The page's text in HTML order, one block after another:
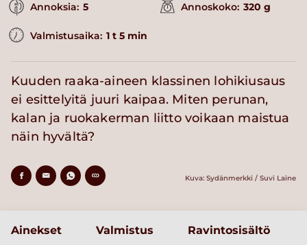
Annoksia: 5 Annoskoko: 320 g
Valmistusaika: 1 t 5 min
Kuuden raaka-aineen klassinen lohikiusaus
ei esittelyitä juuri kaipaa. Miten perunan,
kalan ja ruokakerman liitto voikaan maistua
näin hyvältä?
Kuva: Sydänmerkki / Suvi Laine
Ainekset Valmistus Ravintosisältö